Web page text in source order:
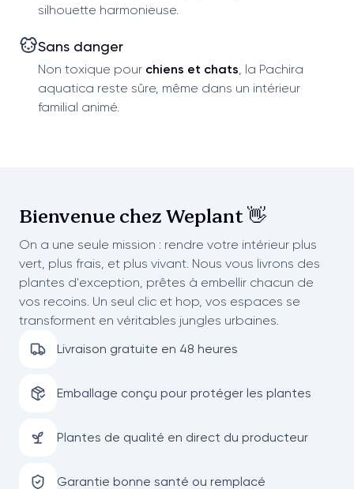
silhouette harmonieuse.
Sans danger
Non toxique pour chiens et chats , la Pachira
aquatica reste sûre, même dans un intérieur
familial animé.
Bienvenue chez Weplant 👋
On a une seule mission : rendre votre intérieur plus
vert, plus frais, et plus vivant. Nous vous livrons des
plantes d'exception, prêtes à embellir chacun de
vos recoins. Un seul clic et hop, vos espaces se
transforment en véritables jungles urbaines.
Livraison gratuite en 48 heures
Emballage conçu pour protéger les plantes
Plantes de qualité en direct du producteur
Garantie bonne santé ou remplacé